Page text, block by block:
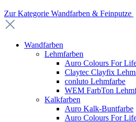
Zur Kategorie Wandfarben & Feinputze
Wandfarben
Lehmfarben
Auro Colours For
Claytec Clayfix
conluto Lehmfarbe
WEM FarbTon
Kalkfarben
Auro Kalk-Buntfarbe
Auro Colours For